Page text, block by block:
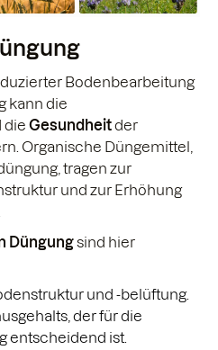
Bodenbearbeitung
kann die
die Gesundheitder
Organische Düngemittel,
tragen zur
und zur Erhöhung
Düngungsind hier
und -belüftung.
der für die
entscheidend ist.